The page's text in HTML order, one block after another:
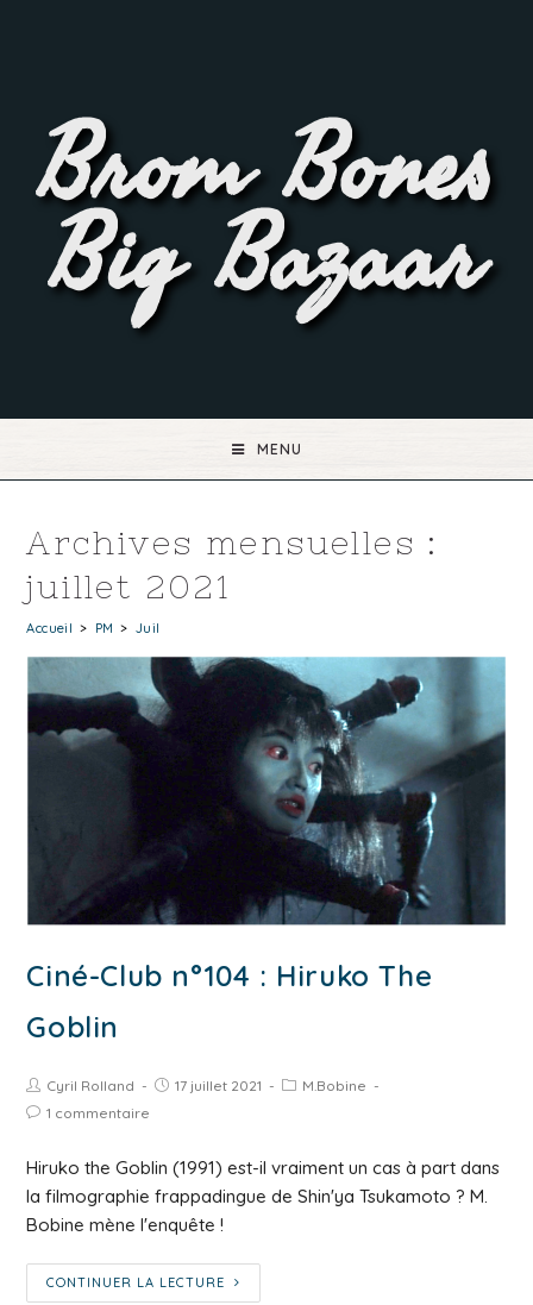
Brom Bones
Big Bazaar
MENU
Archives mensuelles :
juillet 2021
Accueil > PM > Juil
Ciné-Club n°104 : Hiruko The
Goblin
Cyril Rolland 17 juillet 2021
M.Bobine
1 commentaire
Hiruko the Goblin (1991) est-il vraiment un cas à part dans
la filmographie frappadingue de Shin'ya Tsukamoto ? M.
Bobine mène l'enquête !
CONTINUER LA LECTURE